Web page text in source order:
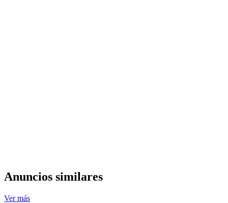
Anuncios similares
Ver más